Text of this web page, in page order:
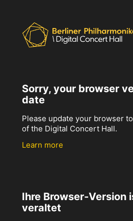
Sorry, your browser
date
Please update your browser
of the Digital Concert Hall.
Learn more
Ihre Browser-Version
veraltet